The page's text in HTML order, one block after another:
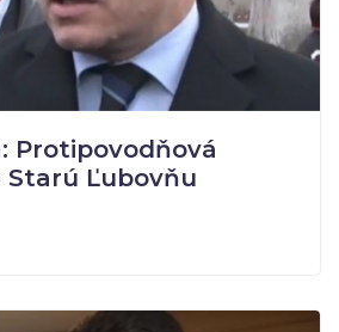
Protipovodňová
Starú Ľubovňu